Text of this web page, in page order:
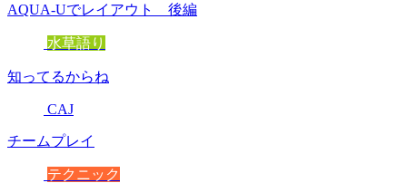
AQUA-Uでレイアウト 後編
水草語り
知ってるからね
CAJ
チームプレイ
テクニック